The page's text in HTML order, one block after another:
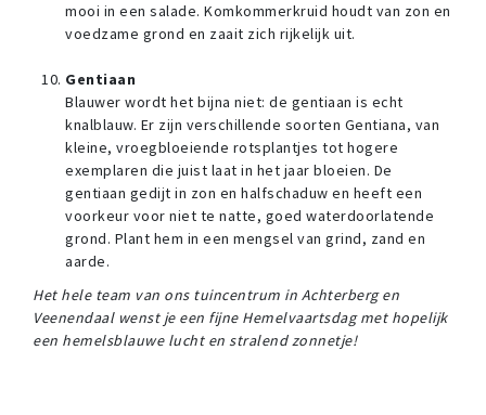
mooi in een salade. Komkommerkruid houdt van zon en
voedzame grond en zaait zich rijkelijk uit.
Gentiaan
Blauwer wordt het bijna niet: de gentiaan is echt
knalblauw. Er zijn verschillende soorten Gentiana, van
kleine, vroegbloeiende rotsplantjes tot hogere
exemplaren die juist laat in het jaar bloeien. De
gentiaan gedijt in zon en halfschaduw en heeft een
voorkeur voor niet te natte, goed waterdoorlatende
grond. Plant hem in een mengsel van grind, zand en
aarde.
Het hele team van ons tuincentrum in Achterberg en
Veenendaal wenst je een fijne Hemelvaartsdag met hopelijk
een hemelsblauwe lucht en stralend zonnetje!